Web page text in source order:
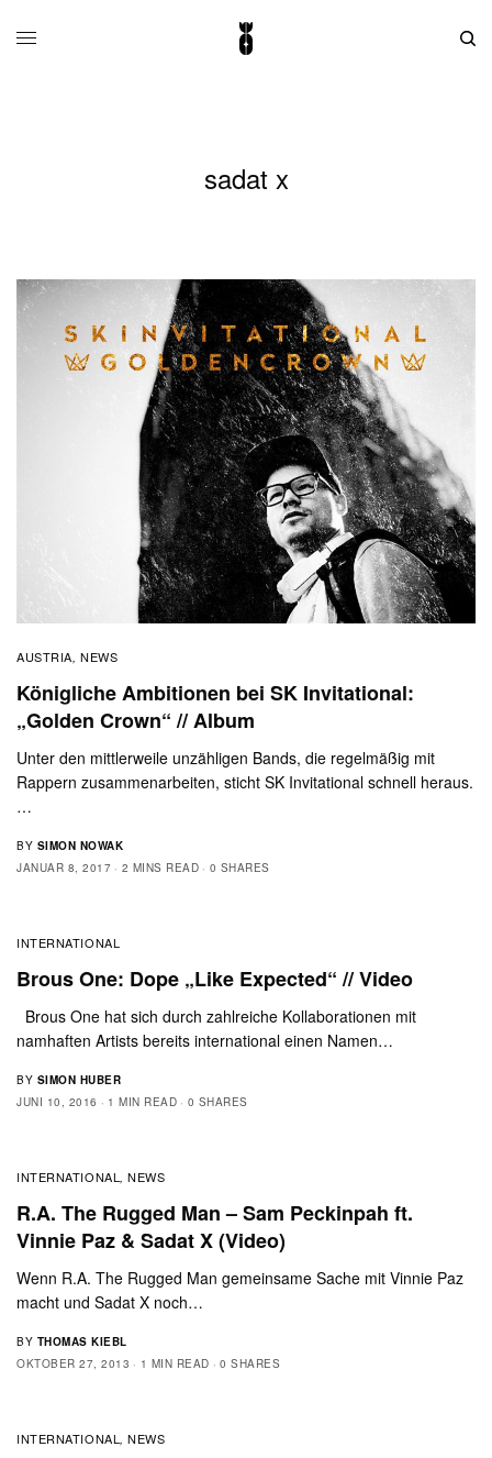
sadat x
AUSTRIA, NEWS
Königliche Ambitionen bei SK Invitational:
„Golden Crown“ // Album
Unter den mittlerweile unzähligen Bands, die regelmäßig mit
Rappern zusammenarbeiten, sticht SK Invitational schnell heraus.
…
BY SIMON NOWAK
JANUAR 8, 2017
2 MINS READ 0 SHARES
INTERNATIONAL
Brous One: Dope „Like Expected“ // Video
Brous One hat sich durch zahlreiche Kollaborationen mit
namhaften Artists bereits international einen Namen…
BY SIMON HUBER
JUNI 10, 2016
1 MIN READ 0 SHARES
INTERNATIONAL,NEWS
R.A. The Rugged Man – Sam Peckinpah ft.
Vinnie Paz & Sadat X (Video)
Wenn R.A. The Rugged Man gemeinsame Sache mit Vinnie Paz
macht und Sadat X noch…
BY THOMAS KIEBL
OKTOBER 27, 2013
1 MIN READ 0 SHARES
INTERNATIONAL,NEWS